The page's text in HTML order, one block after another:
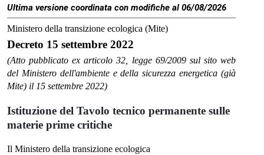
Ultima versione coordinata con modifiche al 06/08/2026
Ministero della transizione ecologica (Mite)
Decreto 15 settembre 2022
(Atto pubblicato ex articolo 32, legge 69/2009 sul sito web
del Ministero dell'ambiente e della sicurezza energetica (già
Mite) il 15 settembre 2022)
Istituzione del Tavolo tecnico permanente sulle
materie prime critiche
Il Ministero della transizione ecologica